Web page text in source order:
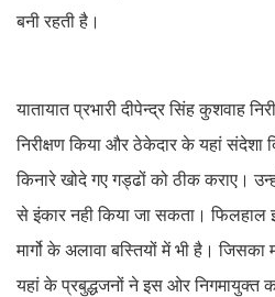
बनी रहती है।
यातायात प्रभारी दीपेन्द्र सिंह कुशवाह
निरीक्षण किया और ठेकेदार के यहां
किनारे खोदे गए गड्ढों को ठीक कराए।
से इंकार नही किया जा सकता।
मार्गो के अलावा बस्तियों में भी है। जिसका
यहां के प्रबुद्धजनों ने इस ओर निगमायुक्त